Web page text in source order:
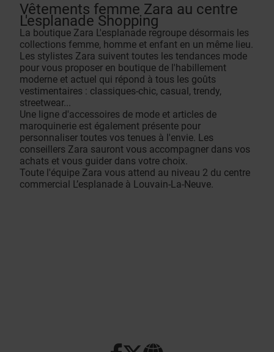
Vêtements femme Zara au centre
L'esplanade Shopping
La boutique Zara L'esplanade regroupe désormais les
collections femme, homme et enfant en un même lieu.
Les stylistes Zara suivent toutes les tendances mode
pour vous proposer en boutique de l'habillement
moderne et actuel qui répond à tous les goûts
vestimentaires : classiques-chic, casual, trendy,
streetwear...
Une ligne d'accessoires de mode et articles de
maroquinerie est également présente pour
personnaliser toutes vos tenues à l'envie. Les
conseillers Zara sauront vous accompagner dans vos
achats et vous guider dans votre choix.
Toute l'équipe Zara vous attend au niveau 2 du centre
commercial L’esplanade à Louvain-La-Neuve.